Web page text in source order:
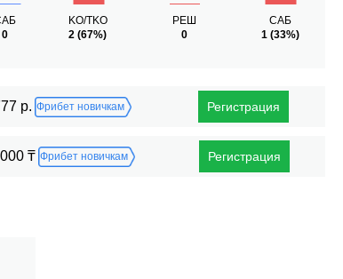
0
KO/TKO
2 (67%)
РЕШ
0
САБ
1(33%)
р. Фрибет новичкам Регистрация
₸ Фрибет новичкам Регистрация